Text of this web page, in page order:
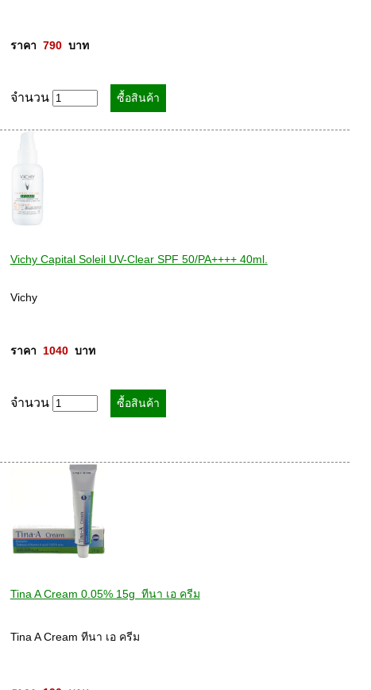
ราคา 790
  บาท
จำนวน
Vichy Capital Soleil UV-Clear SPF 50/PA++++ 40ml.
Vichy
ราคา 1040
  บาท
จำนวน
Tina A Cream 0.05% 15g  ทีนา เอ ครีม
Tina A Cream ทีนา เอ ครีม